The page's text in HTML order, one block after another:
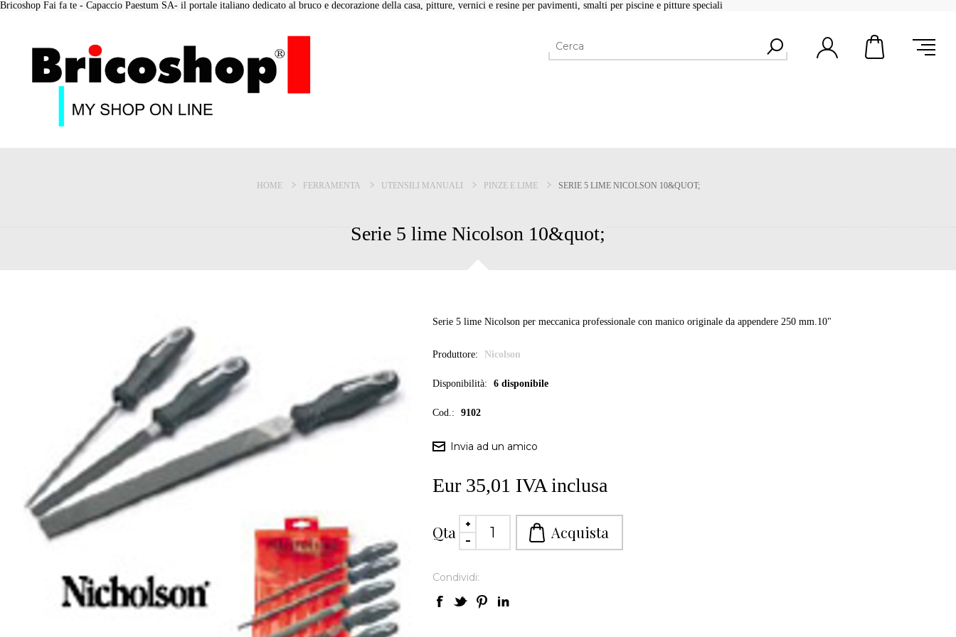
Bricoshop Fai fa te - Capaccio Paestum SA- il portale italiano dedicato al bruco e decorazione della casa, pitture, vernici e resine per pavimenti, smalti per piscine e pitture speciali
HOME FERRAMENTA UTENSILI MANUALI PINZE E LIME SERIE 5 LIME NICOLSON 10&QUOT;
Serie 5 lime Nicolson 10&quot;
Serie 5 lime Nicolson per meccanica professionale con manico originale da appendere 250 mm.10"
Produttore: Nicolson
Disponibilità: 6 disponibile
Cod.: 9102
Eur 35,01 IVA inclusa
Qta
Condividi: